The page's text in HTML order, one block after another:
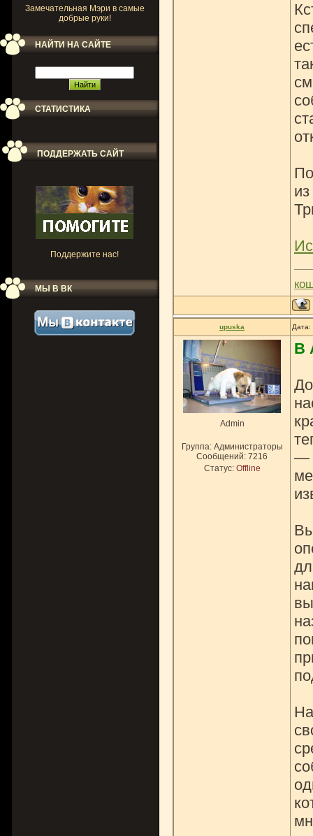
Замечательная Мэри в самые
добрые руки!
НАЙТИ НА САЙТЕ
СТАТИСТИКА
ПОДДЕРЖАТЬ САЙТ
Поддержите нас!
МЫ В ВК
upuska Дата:
Admin
Группа: Администраторы
Сообщений: 7216
Статус: Offline
В
—